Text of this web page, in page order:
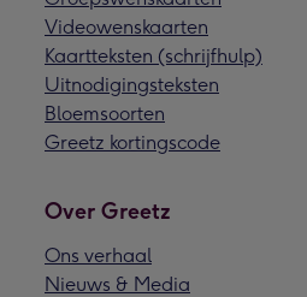
Videowenskaarten
Kaartteksten (schrijfhulp)
Uitnodigingsteksten
Bloemsoorten
Greetz kortingscode
Over Greetz
Ons verhaal
Nieuws & Media